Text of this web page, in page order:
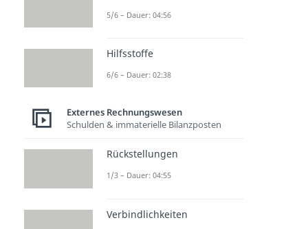
5/6 – Dauer: 04:56
Hilfsstoffe
6/6 – Dauer: 02:38
Externes Rechnungswesen
Schulden & immaterielle Bilanzposten
Rückstellungen
1/3 – Dauer: 04:55
Verbindlichkeiten